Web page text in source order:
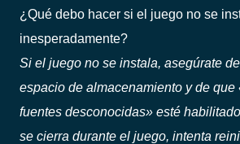
¿Qué debo hacer si el juego no se
inesperadamente?
Si el juego no se instala, asegúrate
espacio de almacenamiento y de que
fuentes desconocidas» esté
se cierra durante el juego, intenta